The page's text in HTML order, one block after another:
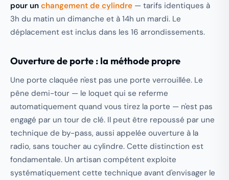
pour un changement de cylindre — tarifs identiques à
3h du matin un dimanche et à 14h un mardi. Le
déplacement est inclus dans les 16 arrondissements.
Ouverture de porte : la méthode propre
Une porte claquée n'est pas une porte verrouillée. Le
pêne demi-tour — le loquet qui se referme
automatiquement quand vous tirez la porte — n'est pas
engagé par un tour de clé. Il peut être repoussé par une
technique de by-pass, aussi appelée ouverture à la
radio, sans toucher au cylindre. Cette distinction est
fondamentale. Un artisan compétent exploite
systématiquement cette technique avant d'envisager le